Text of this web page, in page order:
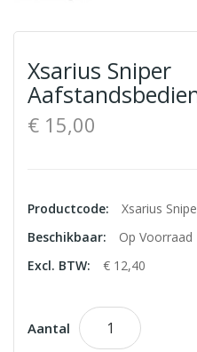
Xsarius Sniper
€ 15,00
Productcode:
Xsarius
Beschikbaar:
Op Voorraad
Excl. BTW:
€ 12,40
Aantal